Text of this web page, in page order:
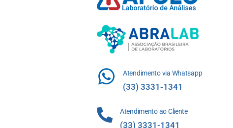
Atendimento via Whatsapp
(33) 3331-1341
Atendimento ao Cliente
(33) 3331-1341